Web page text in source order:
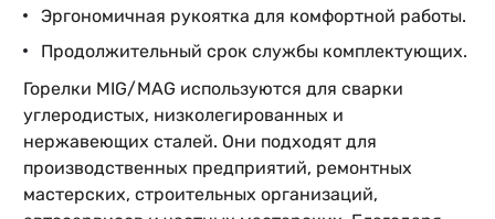
Эргономичная рукоятка для комфортной работы.
Продолжительный срок службы комплектующих.
Горелки MIG/MAG используются для сварки
углеродистых, низколегированных и
нержавеющих сталей. Они подходят для
производственных предприятий, ремонтных
мастерских, строительных организаций,